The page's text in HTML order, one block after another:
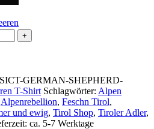
GERMAN-SHEPHERD-
T-Shirt Schlagwörter: Alpen
Alpenrebellion, Feschn Tirol,
und ewig, Tirol Shop, Tiroler Adler,
ca. 5-7 Werktage